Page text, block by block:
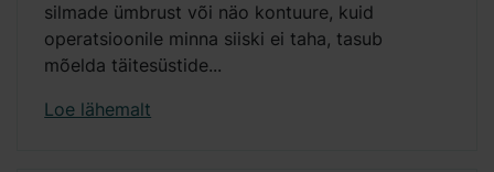
silmade ümbrust või näo kontuure, kuid
operatsioonile minna siiski ei taha, tasub
mõelda täitesüstide...
Loe lähemalt